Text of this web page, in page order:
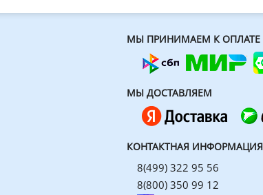
МЫ ПРИНИМАЕМ К ОПЛАТЕ
МЫ ДОСТАВЛЯЕМ
КОНТАКТНАЯ ИНФОРМАЦИЯ
8(499) 322 95 56
8(800) 350 99 12